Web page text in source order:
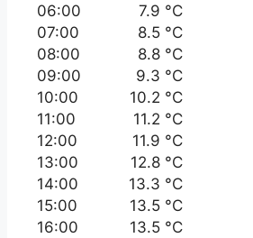
06:00
7.9 °C
07:00
8.5 °C
08:00
8.8 °C
09:00
9.3 °C
10:00
10.2 °C
11:00
11.2 °C
12:00
11.9 °C
13:00
12.8 °C
14:00
13.3 °C
15:00
13.5 °C
16:00
13.5 °C